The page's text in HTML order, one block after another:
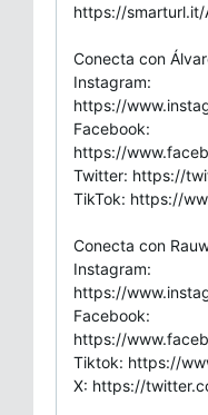
https://smarturl.it/
Conecta con
Instagram:
https://
Facebook:
https://
Twitter: https://
TikTok: https://
Conecta con
Instagram:
https://
Facebook:
https://
Tiktok: https://
X: https://